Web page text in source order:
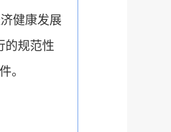
健康发展
的规范性
。